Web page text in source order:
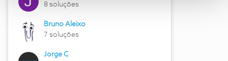
8 soluções
Bruno Aleixo
7 soluções
Jorge C